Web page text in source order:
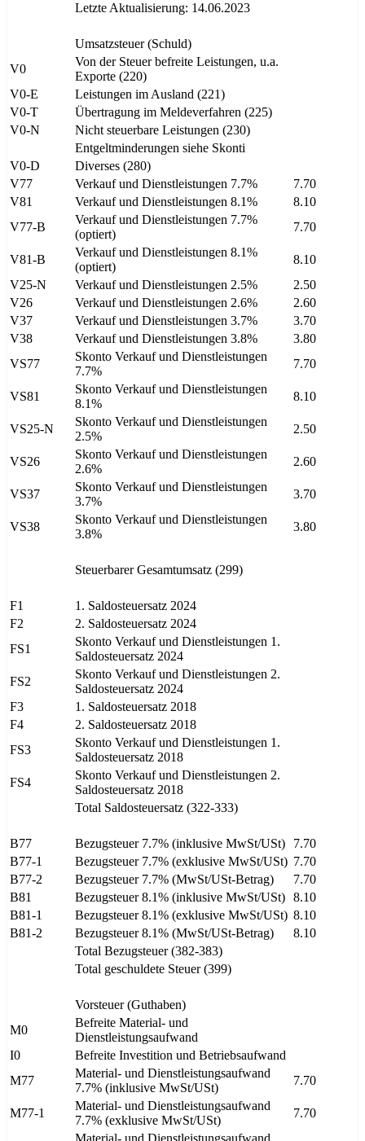
Letzte Aktualisierung: 14.06.2023
Umsatzsteuer (Schuld)
V0
Von der Steuer befreite Leistungen, u.a.
Exporte (220)
V0-E
Leistungen im Ausland (221)
V0-T
Übertragung im Meldeverfahren (225)
V0-N
Nicht steuerbare Leistungen (230)
Entgeltminderungen siehe Skonti
V0-D
Diverses (280)
V77
Verkauf und Dienstleistungen 7.7%
7.70
V81
Verkauf und Dienstleistungen 8.1%
8.10
V77-B
Verkauf und Dienstleistungen 7.7%
(optiert)
7.70
V81-B
Verkauf und Dienstleistungen 8.1%
(optiert)
8.10
V25-N
Verkauf und Dienstleistungen 2.5%
2.50
V26
Verkauf und Dienstleistungen 2.6%
2.60
V37
Verkauf und Dienstleistungen 3.7%
3.70
V38
Verkauf und Dienstleistungen 3.8%
3.80
VS77
Skonto Verkauf und Dienstleistungen
7.7%
7.70
VS81
Skonto Verkauf und Dienstleistungen
8.1%
8.10
VS25-N
Skonto Verkauf und Dienstleistungen
2.5%
2.50
VS26
Skonto Verkauf und Dienstleistungen
2.6%
2.60
VS37
Skonto Verkauf und Dienstleistungen
3.7%
3.70
VS38
Skonto Verkauf und Dienstleistungen
3.8%
3.80
Steuerbarer Gesamtumsatz (299)
F1
1. Saldosteuersatz 2024
F2
2. Saldosteuersatz 2024
FS1
Skonto Verkauf und Dienstleistungen 1.
Saldosteuersatz 2024
FS2
Skonto Verkauf und Dienstleistungen 2.
Saldosteuersatz 2024
F3
1. Saldosteuersatz 2018
F4
2. Saldosteuersatz 2018
FS3
Skonto Verkauf und Dienstleistungen 1.
Saldosteuersatz 2018
FS4
Skonto Verkauf und Dienstleistungen 2.
Saldosteuersatz 2018
Total Saldosteuersatz (322-333)
B77 Bezugsteuer 7.7% (inklusive MwSt/USt)
7.70
B77-1
Bezugsteuer 7.7% (exklusive MwSt/USt) 7.70
B77-2
Bezugsteuer 7.7% (MwSt/USt-Betrag)
7.70
B81
Bezugsteuer 8.1% (inklusive MwSt/USt) 8.10
B81-1
Bezugsteuer 8.1% (exklusive MwSt/USt) 8.10
B81-2
Bezugsteuer 8.1% (MwSt/USt-Betrag)
8.10
Total Bezugsteuer (382-383)
Total geschuldete Steuer (399)
Vorsteuer (Guthaben)
M0
Befreite Material- und
Dienstleistungsaufwand
I0
Befreite Investition und Betriebsaufwand
M77
Material- und Dienstleistungsaufwand
7.7% (inklusive MwSt/USt)
7.70
M77-1
Material- und Dienstleistungsaufwand
7.7% (exklusive MwSt/USt)
7.70